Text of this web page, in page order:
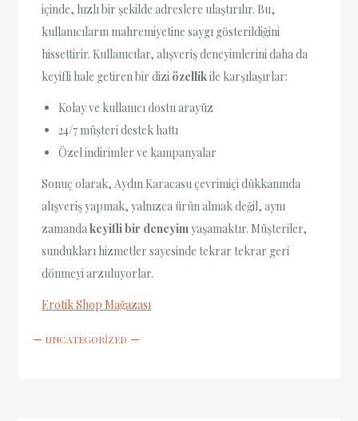
içinde, hızlı bir şekilde adreslere ulaştırılır. Bu,
kullanıcıların mahremiyetine saygı gösterildiğini
hissettirir. Kullanıcılar, alışveriş deneyimlerini daha da
keyifli hale getiren bir dizi özellikile karşılaşırlar:
Kolay ve kullanıcı dostu arayüz
24/7 müşteri destek hattı
Özel indirimler ve kampanyalar
Sonuç olarak, Aydın Karacasu çevrimiçi dükkanında
alışveriş yapmak, yalnızca ürün almak değil, aynı
zamandakeyifli bir deneyimyaşamaktır. Müşteriler,
sundukları hizmetler sayesinde tekrar tekrar geri
dönmeyi arzuluyorlar.
Erotik Shop Mağazası
UNCATEGORIZED